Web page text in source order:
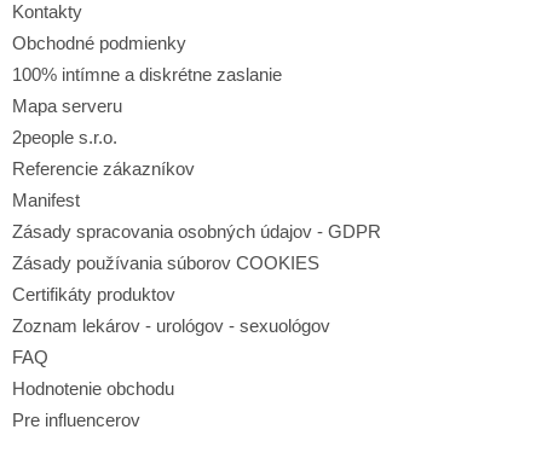
Kontakty
Obchodné podmienky
100% intímne a diskrétne zaslanie
Mapa serveru
2people s.r.o.
Referencie zákazníkov
Manifest
Zásady spracovania osobných údajov - GDPR
Zásady používania súborov COOKIES
Certifikáty produktov
Zoznam lekárov - urológov - sexuológov
FAQ
Hodnotenie obchodu
Pre influencerov